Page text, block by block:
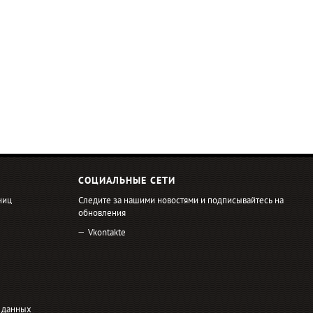
данных
СОЦИАЛЬНЫЕ СЕТИ
Следите за нашими новостями и подписывайтесь на
обновления
Vkontakte